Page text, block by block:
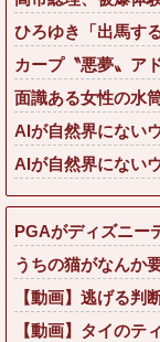
ひろゆき「出馬す
カープ〝悪夢〟ア
面識ある女性の水
AIが自然界にない
AIが自然界にない
PGAがディズニー
うちの猫がなんか
【動画】逃げる判
【動画】タイのテ